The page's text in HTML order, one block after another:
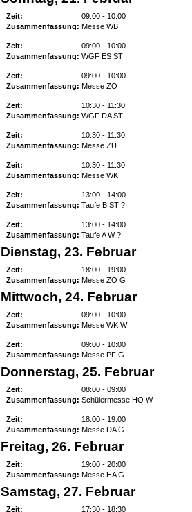
Zeit:
09:00 - 10:00
Zusammenfassung: Messe WB
Zeit:
09:00 - 10:00
Zusammenfassung: WGF ES ST
Zeit:
09:00 - 10:00
Zusammenfassung: Messe ZO
Zeit:
10:30 - 11:30
Zusammenfassung: WGF DA ST
Zeit:
10:30 - 11:30
Zusammenfassung: Messe ZU
Zeit:
10:30 - 11:30
Zusammenfassung: Messe WK
Zeit:
13:00 - 14:00
Zusammenfassung: Taufe B ST ?
Zeit:
13:00 - 14:00
Zusammenfassung: Taufe A W ?
Dienstag, 23. Februar
Zeit:
18:00 - 19:00
Zusammenfassung: Messe ZO G
Mittwoch, 24. Februar
Zeit:
09:00 - 10:00
Zusammenfassung: Messe WK W
Zeit:
09:00 - 10:00
Zusammenfassung: Messe PF G
Donnerstag, 25. Februar
Zeit:
08:00 - 09:00
Zusammenfassung: Schülermesse HO W
Zeit:
18:00 - 19:00
Zusammenfassung: Messe DA G
Freitag, 26. Februar
Zeit:
19:00 - 20:00
Zusammenfassung: Messe HA G
Samstag, 27. Februar
Zeit: 17:30 - 18:30